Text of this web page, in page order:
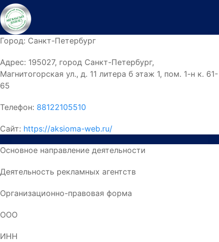
Город: Санкт-Петербург
Адрес: 195027, город Санкт-Петербург,
Магнитогорская ул., д. 11 литера б этаж 1, пом. 1-н к. 61-
65
Телефон: 88122105510
Сайт: https://aksioma-web.ru/
Основное направление деятельности
Деятельность рекламных агентств
Организационно-правовая форма
ООО
ИНН